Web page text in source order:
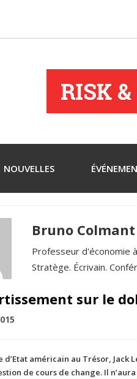
NOUVELLES
Bruno Colmant
Professeur d'économie
Stratège. Écrivain.
sur le
d’Etat américain au Trésor, Jack
de cours de change. Il